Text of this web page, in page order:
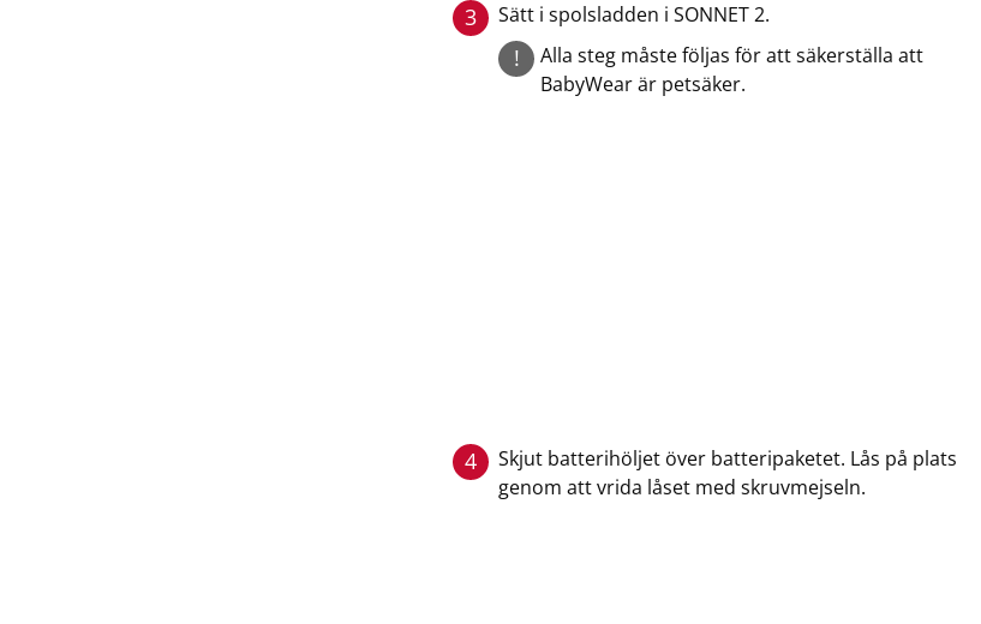
3 Sätt i spolsladden i SONNET 2.
!
Alla steg måste följas för att säkerställa att
BabyWear är petsäker.
4
Skjut batterihöljet över batteripaketet. Lås på plats
genom att vrida låset med skruvmejseln.